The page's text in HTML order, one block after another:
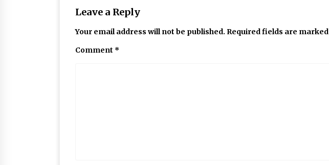
Leave a Reply
Your email address will not be published. Required fields are marked
Comment *